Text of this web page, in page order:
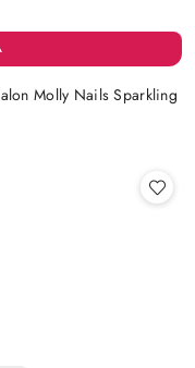
Molly Nails Sparkling